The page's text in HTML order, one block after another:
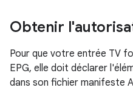
Obtenir
Pour que votre entrée TV
EPG, elle doit déclarer
dans son fichier manifeste